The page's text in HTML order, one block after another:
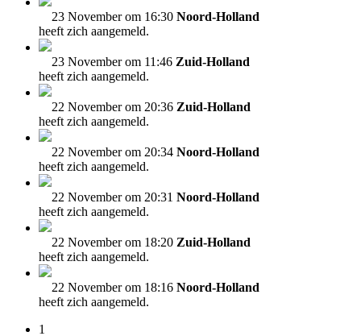
23 November om 16:30 Noord-Holland
heeft zich aangemeld.
23 November om 11:46 Zuid-Holland
heeft zich aangemeld.
22 November om 20:36 Zuid-Holland
heeft zich aangemeld.
22 November om 20:34 Noord-Holland
heeft zich aangemeld.
22 November om 20:31 Noord-Holland
heeft zich aangemeld.
22 November om 18:20 Zuid-Holland
heeft zich aangemeld.
22 November om 18:16 Noord-Holland
heeft zich aangemeld.
1